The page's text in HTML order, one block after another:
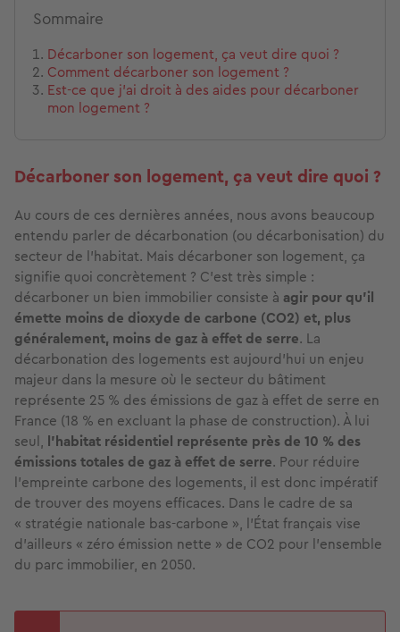
Sommaire
Décarboner son logement, ça veut dire quoi ?
Comment décarboner son logement ?
Est-ce que j'ai droit à des aides pour décarboner
mon logement ?
Décarboner son logement, ça veut dire quoi ?
Au cours de ces dernières années, nous avons beaucoup
entendu parler de décarbonation (ou décarbonisation) du
secteur de l’habitat. Mais décarboner son logement, ça
signifie quoi concrètement ? C’est très simple :
décarboner un bien immobilier consiste à agir pour qu’il
émette moins de dioxyde de carbone (CO2) et, plus
généralement, moins de gaz à effet de serre. La
décarbonation des logements est aujourd’hui un enjeu
majeur dans la mesure où le secteur du bâtiment
représente 25 % des émissions de gaz à effet de serre en
France (18 % en excluant la phase de construction). À lui
seul, l’habitat résidentiel représente près de 10 % des
émissions totales de gaz à effet de serre. Pour réduire
l’empreinte carbone des logements, il est donc impératif
de trouver des moyens efficaces. Dans le cadre de sa
« stratégie nationale bas-carbone », l’État français vise
d’ailleurs « zéro émission nette » de CO2 pour l’ensemble
du parc immobilier, en 2050.